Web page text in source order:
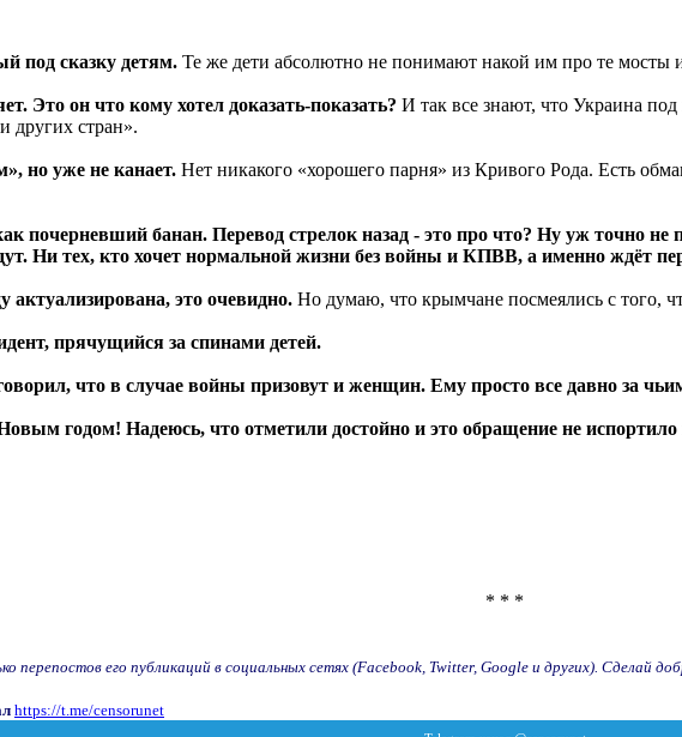
под сказку детям. Те же дети абсолютно не понимают накой им про те
Это он что кому хотел доказать-показать? И так все знают, что Украина
других стран».
но уже не канает. Нет никакого «хорошего парня» из Кривого Рода. Есть
почерневший банан. Перевод стрелок назад - это про что? Ну уж точно
Ни тех, кто хочет нормальной жизни без войны и КПВВ, а именно ждёт
актуализирована, это очевидно. Но думаю, что крымчане посмеялись с того,
прячущийся за спинами детей.
что в случае войны призовут и женщин. Ему просто все давно за
годом! Надеюсь, что отметили достойно и это обращение не испортило
* * *
перепостов его публикаций в социальных сетях (Facebook, Twitter, Google и других). Сделай
https://t.me/censorunet